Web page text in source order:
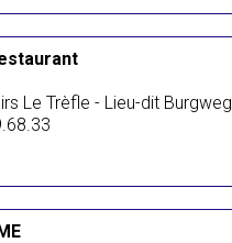
Le Trèfle - Lieu-dit Burgweg